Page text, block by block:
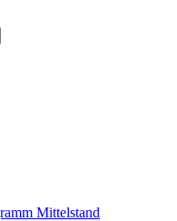
Mittelstand